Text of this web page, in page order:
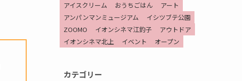
アイスクリーム
おうちごはん
アート
アンパンマンミュージアム
イシツブテ公園
ZOOMO
イオンシネマ江釣子
アウトドア
イオンシネマ北上
イベント オープン
カテゴリー